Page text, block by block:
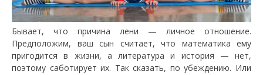
Бывает, что причина лени — личное отношение.
Предположим, ваш сын считает, что математика ему
пригодится в жизни, а литература и история — нет,
поэтому саботирует их. Так сказать, по убеждению. Или